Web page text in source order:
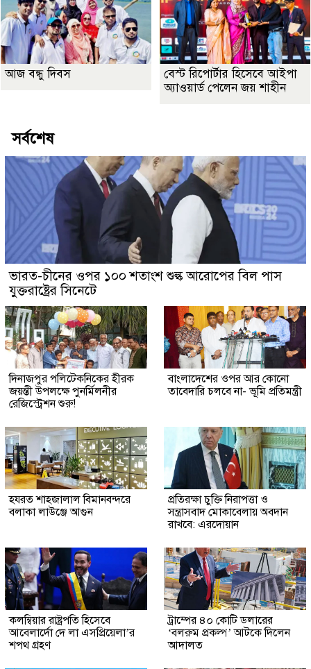
আজ বন্ধু দিবস
বেস্ট রিপোর্টার হিসেবে আইপা
অ্যাওয়ার্ড পেলেন জয় শাহীন
সর্বশেষ
ভারত-চীনের ওপর ১০০ শতাংশ শুল্ক আরোপের বিল পাস
যুক্তরাষ্ট্রের সিনেটে
দিনাজপুর পলিটেকনিকের হীরক
জয়ন্তী উপলক্ষে পুনর্মিলনীর
রেজিস্ট্রেশন শুরু!
বাংলাদেশের ওপর আর কোনো
তাবেদারি চলবে না- ভূমি প্রতিমন্ত্রী
হযরত শাহজালাল বিমানবন্দরে
বলাকা লাউঞ্জে আগুন
প্রতিরক্ষা চুক্তি নিরাপত্তা ও
সন্ত্রাসবাদ মোকাবেলায় অবদান
রাখবে: এরদোয়ান
কলম্বিয়ার রাষ্ট্রপতি হিসেবে
আবেলার্দো দে লা এসপ্রিয়েলা’র
শপথ গ্রহণ
ট্রাম্পের ৪০ কোটি ডলারের
‘বলরুম প্রকল্প’ আটকে দিলেন
আদালত